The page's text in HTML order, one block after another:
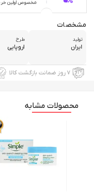
مخصوص اولین
مشخصات
تولید
ایران
طرح
اروپایی
۷ روز ضمانت بازگشت کالا
محصولات مشابه